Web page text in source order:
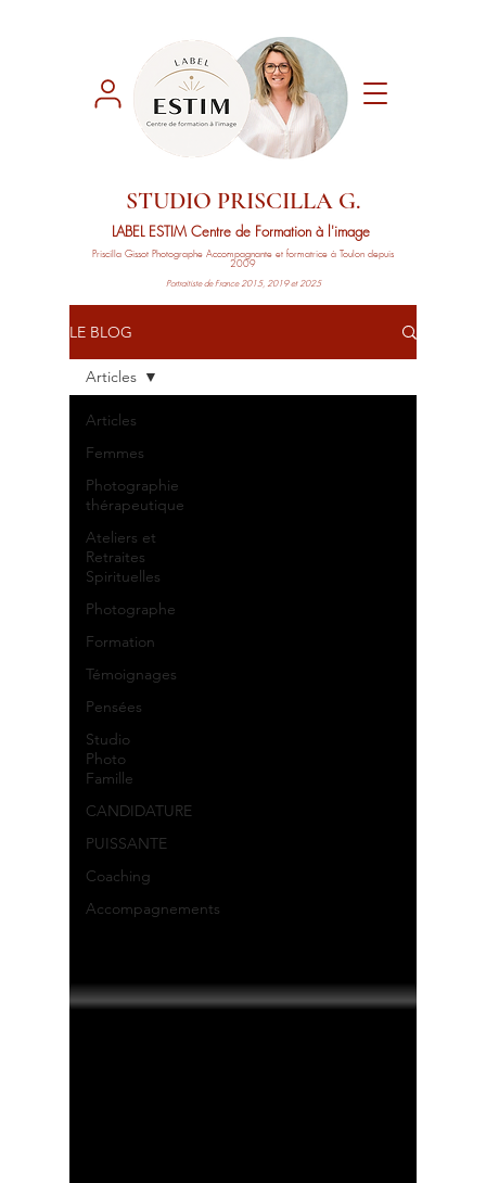
STUDIO PRISCILLA G.
LABEL ESTIM Centre de Formation à l'image
Priscilla Gissot Photographe Accompagnante et formatrice à Toulon depuis
2009
Portraitiste de France 2015, 2019 et 2025
LE BLOG
Articles
Femmes
Photographie
thérapeutique
Ateliers et
Retraites
Spirituelles
Photographe
Formation
Témoignages
Pensées
Studio
Photo
Famille
CANDIDATURE
PUISSANTE
Coaching
Accompagnements
Articles